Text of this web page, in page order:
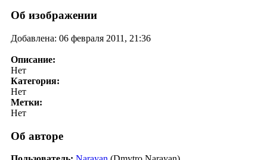
Об изображении
Добавлена: 06 февраля 2011, 21:36
Описание:
Нет
Категория:
Нет
Метки:
Нет
Об авторе